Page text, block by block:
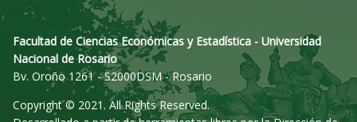
Facultad de Ciencias Económicas y Estadística - Universidad
Nacional de Rosario
Bv. Oroño 1261 - S2000DSM - Rosario
Copyright © 2021. All Rights Reserved.